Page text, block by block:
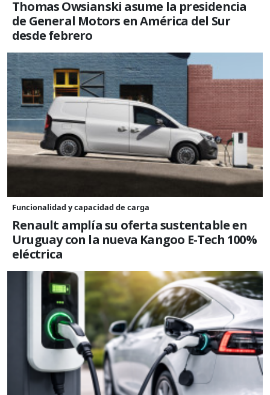
Thomas Owsianski asume la presidencia
de General Motors en América del Sur
desde febrero
Funcionalidad y capacidad de carga
Renault amplía su oferta sustentable en
Uruguay con la nueva Kangoo E-Tech 100%
eléctrica